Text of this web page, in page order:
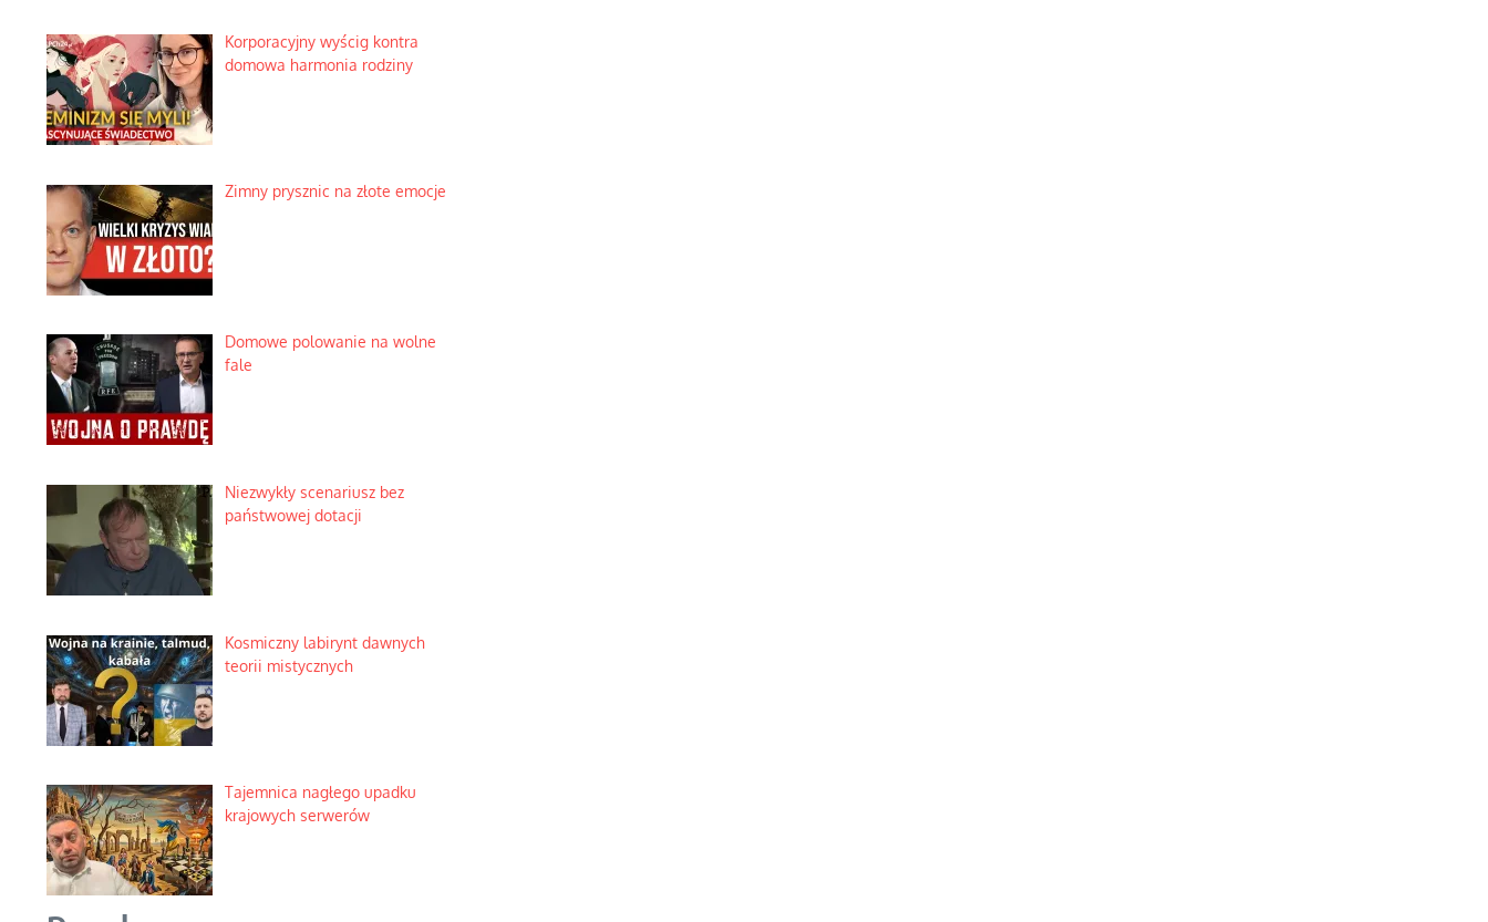
Korporacyjny wyścig kontra
domowa harmonia rodziny
Zimny prysznic na złote emocje
Domowe polowanie na wolne
fale
Niezwykły scenariusz bez
państwowej dotacji
Kosmiczny labirynt dawnych
teorii mistycznych
Tajemnica nagłego upadku
krajowych serwerów